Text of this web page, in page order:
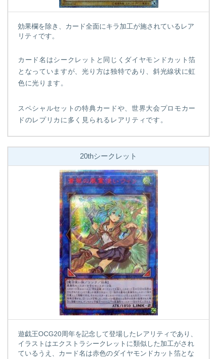
効果欄を除き、カード全面にキラ加工が施されているレア
リティです。
カード名はシークレットと同じくダイヤモンドカット箔
となっていますが、光り方は独特であり、斜光線状に虹
色に光ります。
スペシャルセットの特典カードや、世界大会プロモカー
ドのレプリカに多く見られるレアリティです。
20thシークレット
遊戯王OCG20周年を記念して登場したレアリティであり、
イラストはエクストラシークレットに類似した加工がされ
ているうえ、カード名は赤色のダイヤモンドカット箔とな